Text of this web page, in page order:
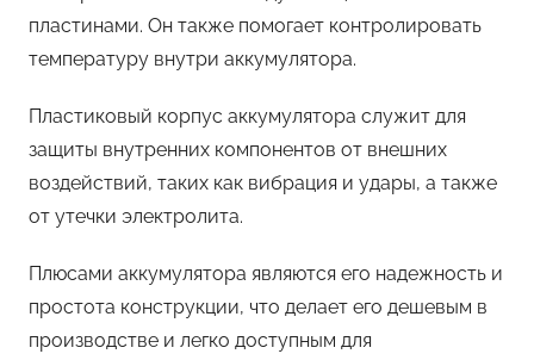
пластинами. Он также помогает контролировать
температуру внутри аккумулятора.
Пластиковый корпус аккумулятора служит для
защиты внутренних компонентов от внешних
воздействий, таких как вибрация и удары, а также
от утечки электролита.
Плюсами аккумулятора являются его надежность и
простота конструкции, что делает его дешевым в
производстве и легко доступным для